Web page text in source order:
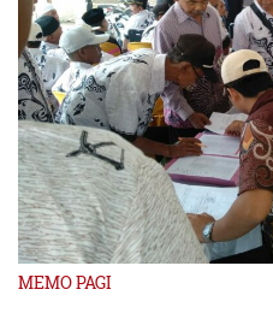
MEMO PAGI